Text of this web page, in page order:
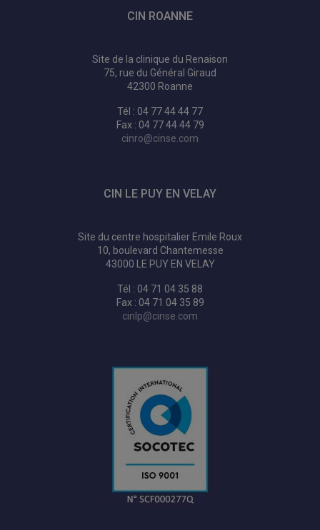
CIN ROANNE
Site de la clinique du Renaison
75, rue du Général Giraud
42300 Roanne
Tél : 04 77 44 44 77
Fax : 04 77 44 44 79
cinro@cinse.com
CIN LE PUY EN VELAY
Site du centre hospitalier Emile Roux
10, boulevard Chantemesse
43000 LE PUY EN VELAY
Tél : 04 71 04 35 88
Fax : 04 71 04 35 89
cinlp@cinse.com